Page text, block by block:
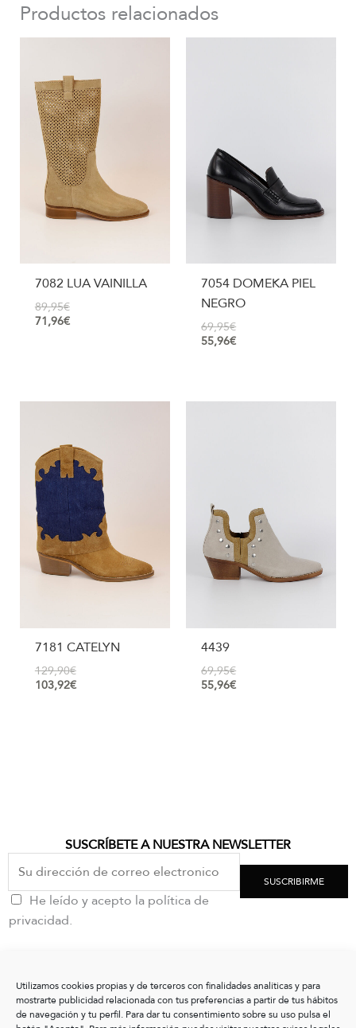
Utilizamos cookies propias y de terceros con finalidades analíticas y para
mostrarte publicidad relacionada con tus preferencias a partir de tus hábitos
de navegación y tu perfil. Para dar tu consentimiento sobre su uso pulsa el
Productos relacionados
7082 LUA VAINILLA
89,95€
71,96€
7054 DOMEKA PIEL
NEGRO
69,95€
55,96€
7181 CATELYN
129,90€
103,92€
4439
69,95€
55,96€
SUSCRÍBETE A NUESTRA NEWSLETTER
He leído y acepto la política de
privacidad.
SUSCRIBIRME
clientes@vxshoes.com
+34 986175004